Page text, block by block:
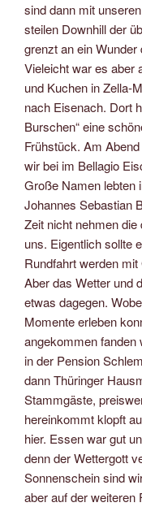
sind dann mit
steilen Downhill der
grenzt an ein
Vieleicht war es aber
und Kuchen in Zella-
nach Eisenach. Dort
Burschen“ eine
Frühstück. Am
wir bei im Bellagio
Große Namen lebten
Johannes Sebastian
Zeit nicht nehmen
uns. Eigentlich sollte
Rundfahrt werden
Aber das Wetter und
etwas dagegen.
Momente erleben
angekommen fanden
in der Pension
dann Thüringer
Stammgäste,
hereinkommt klopft
hier. Essen war gut
denn der Wettergott
Sonnenschein sind
aber auf der weiteren